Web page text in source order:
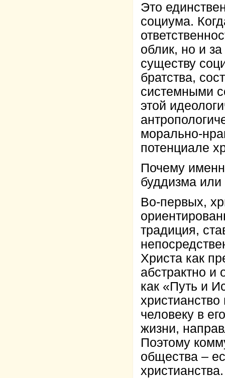
Это
социума.
облик, но и
существу
братства,
системными
этой
морально-
потенциале
Почему
буддизма
Во-первых,
традиция,
Христа как
абстрактно и
как «Путь и
человеку в
жизни,
Поэтому
общества –
христианства.